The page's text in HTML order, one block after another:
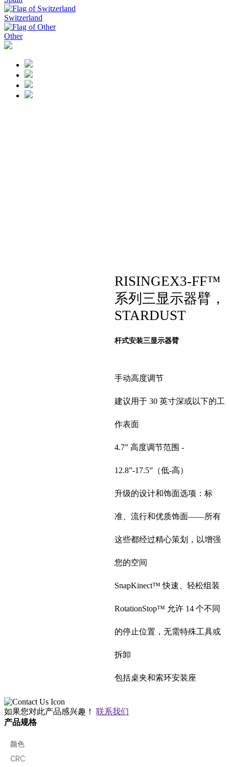
Switzerland
Other
RISINGEX3-FF™
系列三显示器臂，
STARDUST
杆式安装三显示器臂
手动高度调节
建议用于 30 英寸深或以下的工
作表面
4.7” 高度调节范围 -
12.8”-17.5”（低-高）
升级的设计和饰面选项：标
准、流行和优质饰面——所有
这些都经过精心策划，以增强
您的空间
SnapKinect™ 快速、轻松组装
RotationStop™ 允许 14 个不同
的停止位置，无需特殊工具或
拆卸
包括桌夹和索环安装座
如果您对此产品感兴趣！ 联系我们
产品规格
颜色
CRC